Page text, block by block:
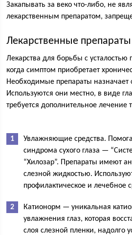
Закапывать за веко что-либо, не
лекарственным препаратом,
Лекарственные препараты
Лекарства для борьбы с усталостью
когда симптом приобретает
Необходимые препараты назначает
Используются они местно, в виде
требуется дополнительное лечение
Увлажняющие средства.
синдрома сухого глаза —
“Хилозар”. Препараты имеют
слезной жидкостью.
профилактическое и лечебное
Катионорм — уникальная
увлажнения глаз, которая
слоя слезной пленки, надолго